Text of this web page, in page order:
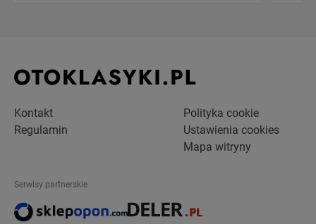
Kontakt
Regulamin
Polityka cookie
Ustawienia cookies
Mapa witryny
Serwisy partnerskie